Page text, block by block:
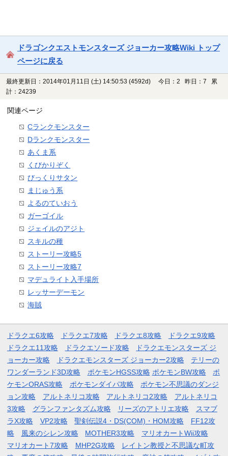
ドラゴンクエストモンスターズ ジョーカー攻略Wiki トップ
ページに戻る
最終更新日：2014年01月11日 (土) 14:50:53 (4592d)
今日：2 昨日：7 累
計：24239
関連ページ
Cランクモンスター
Dランクモンスター
あくま系
くびかりぞく
びっくりサタン
まじゅう系
よるのていおう
ガーゴイル
ジェイルのアジト
スキルの種
ストーリー攻略5
ストーリー攻略7
マデュライト入手場所
レッサーデーモン
海賊
ドラクエ6攻略 ドラクエ7攻略 ドラクエ8攻略
ドラクエ9攻略
ドラクエ11攻略
ドラクエソード攻略
ドラクエモンスターズ ジ
ョーカー攻略
ドラクエモンスターズ ジョーカー2攻略
テリーの
ワンダーランド3D攻略
ポケモンHGSS攻略 ポケモンBW攻略
ポ
ケモンORAS攻略
ポケモンダイパ攻略
ポケモン不思議のダンジ
ョン攻略
アルトネリコ攻略 アルトネリコ2攻略
アルトネリコ
3攻略
グランファンタズム攻略 リーズのアトリエ攻略
スマブ
ラX攻略
VP2攻略 聖剣伝説4・DS(COM)・HOM攻略
FF12攻
略
風来のシレン攻略 MOTHER3攻略
マリオカートWii攻略
マリオカート7攻略
MHP2G攻略
レイトン教授と不思議な町攻